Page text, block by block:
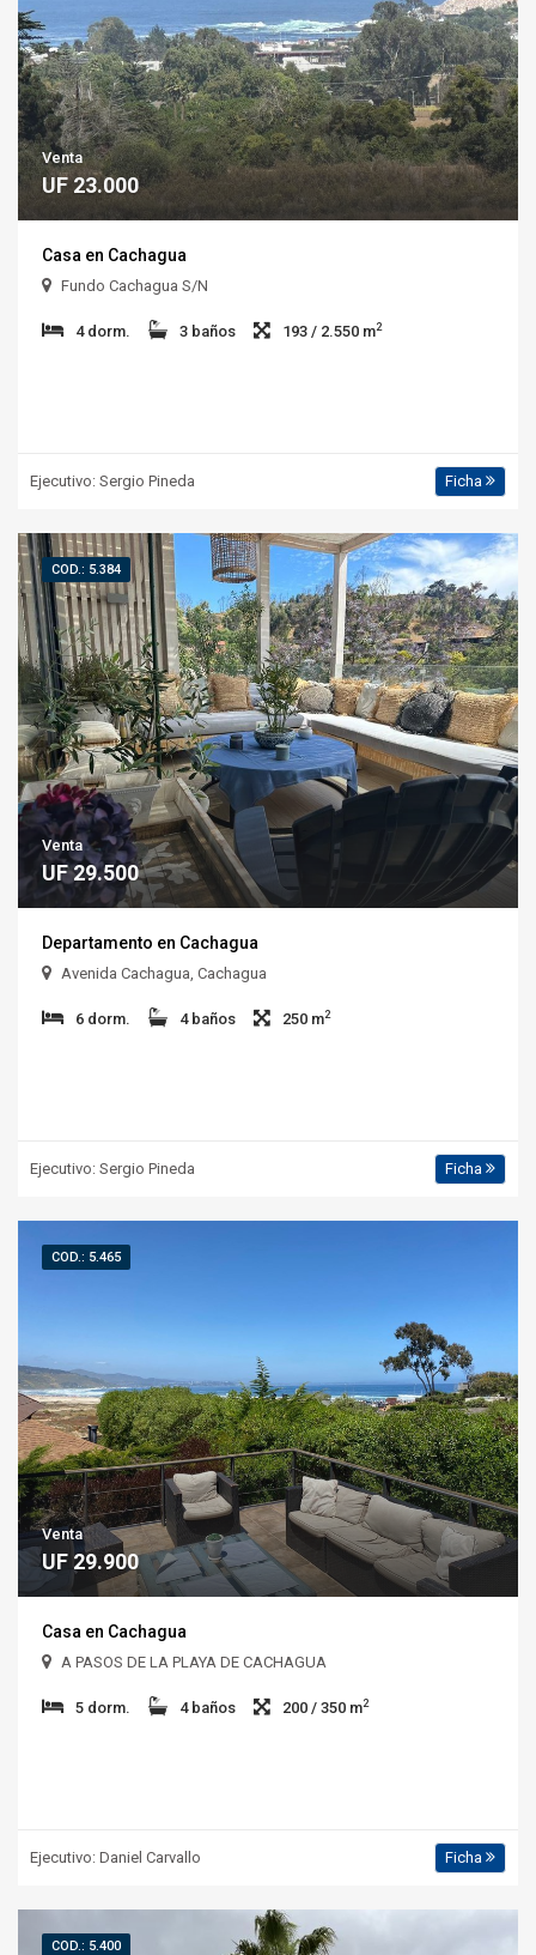
Venta
UF 23.000
Casa en Cachagua
Fundo Cachagua S/N
4 dorm. 3 baños 193 / 2.550 m2
Ejecutivo: Sergio Pineda Ficha
COD.: 5.384
Venta
UF 29.500
Departamento en Cachagua
Avenida Cachagua, Cachagua
6 dorm. 4 baños 250 m2
Ejecutivo: Sergio Pineda Ficha
COD.: 5.465
Venta
UF 29.900
Casa en Cachagua
A PASOS DE LA PLAYA DE CACHAGUA
5 dorm. 4 baños 200 / 350 m2
Ejecutivo: Daniel Carvallo Ficha
COD.: 5.400